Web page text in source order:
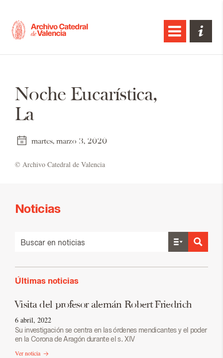
Noche Eucarística,
La
martes, marzo 3, 2020
© Ar­chi­vo Ca­te­dral de Va­len­cia
Noticias
Últimas noticias
Visita del profesor alemán Robert Friedrich
6 abril, 2022
Su investigación se centra en las órdenes mendicantes y el poder
en la Corona de Aragón durante el s. XIV
Ver noticia